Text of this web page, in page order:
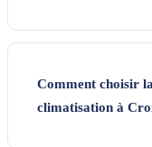
Comment choisir
climatisation à